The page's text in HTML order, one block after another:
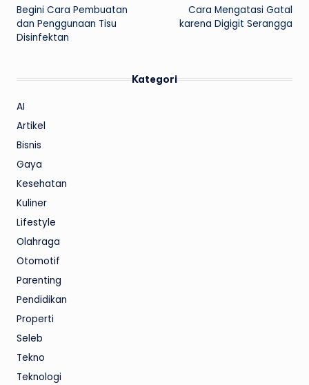
navigation
Begini Cara Pembuatan
dan Penggunaan Tisu
Disinfektan
Cara Mengatasi Gatal
karena Digigit Serangga
Kategori
AI
Artikel
Bisnis
Gaya
Kesehatan
Kuliner
Lifestyle
Olahraga
Otomotif
Parenting
Pendidikan
Properti
Seleb
Tekno
Teknologi